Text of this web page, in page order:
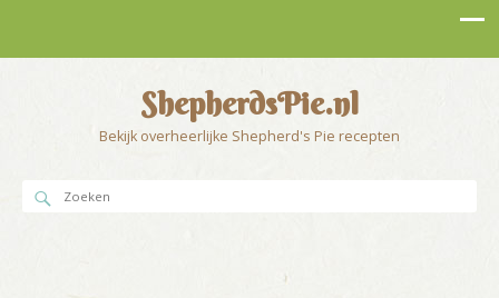
ShepherdsPie.nl
Bekijk overheerlijke Shepherd's Pie recepten